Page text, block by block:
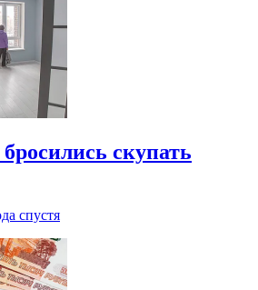
скупать
спустя